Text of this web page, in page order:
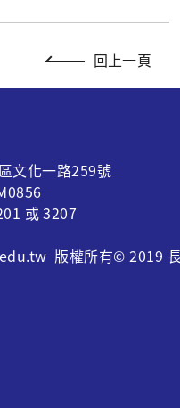
回上一頁
化一路259號
或 3207
版權所有© 2019